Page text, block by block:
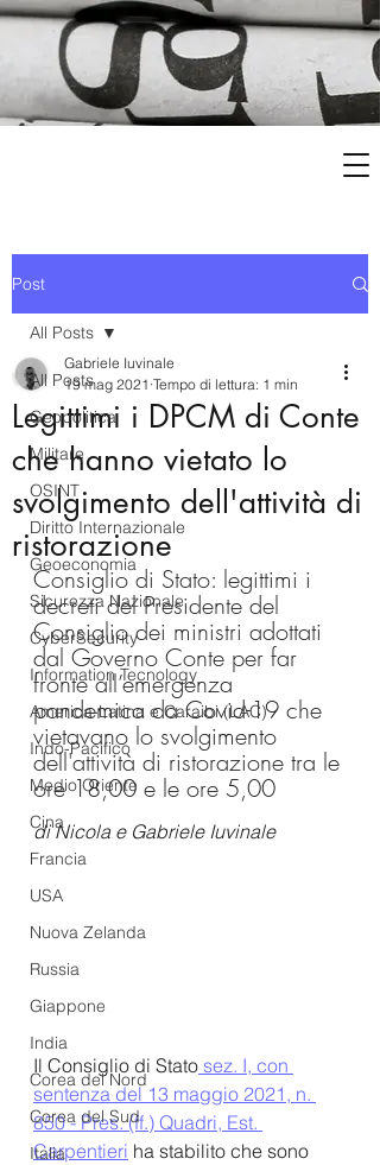
Post
All Posts
Geopolitica
Militare
OSINT
Diritto Internazionale
Geoeconomia
Sicurezza Nazionale
CyberSecurity
Information Tecnology
America-Latina e Caraibi (LAC)
Indo-Pacifico
Medio Oriente
Cina
Francia
USA
Nuova Zelanda
Russia
Giappone
India
Corea del Nord
Corea del Sud
Italia
All Posts
Legittimi i DPCM di Conte
che hanno vietato lo
svolgimento dell'attività di
ristorazione
Gabriele Iuvinale
19 mag 2021 Tempo di lettura: 1 min
Consiglio di Stato: legittimi i
decreti del Presidente del
Consiglio dei ministri adottati
dal Governo Conte per far
fronte all’emergenza
pandemica da Covid-19 che
vietavano lo svolgimento
dell'attività di ristorazione tra le
ore 18,00 e le ore 5,00
di Nicola e Gabriele Iuvinale
Il Consiglio di Stato sez. I, con
sentenza del 13 maggio 2021, n.
850 - Pres. (ff.) Quadri, Est.
Carpentieri ha stabilito che sono